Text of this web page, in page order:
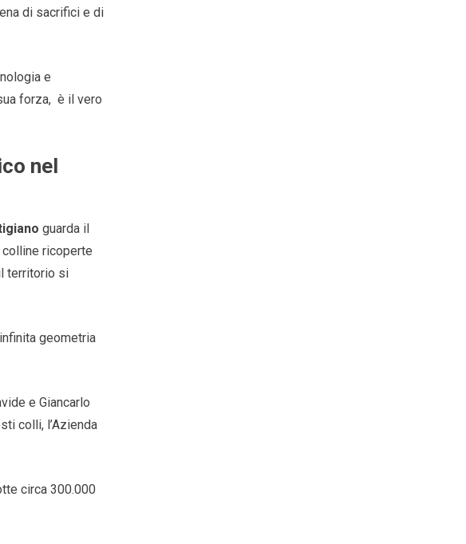
di sacrifici e di
e
forza, è il vero
nel
guarda il
ricoperte
territorio si
geometria
e Giancarlo
colli, l’Azienda
circa 300.000